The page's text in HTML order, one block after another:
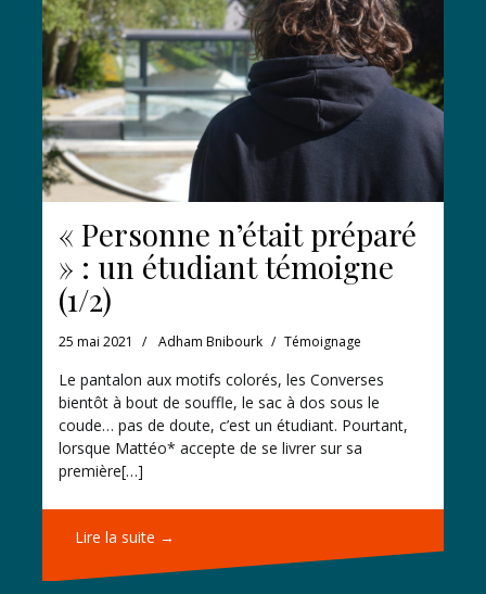
« Personne n’était préparé
» : un étudiant témoigne
(1/2)
25 mai 2021 Adham Bnibourk Témoignage
Le pantalon aux motifs colorés, les Converses
bientôt à bout de souffle, le sac à dos sous le
coude… pas de doute, c’est un étudiant. Pourtant,
lorsque Mattéo* accepte de se livrer sur sa
première[…]
Lire la suite →